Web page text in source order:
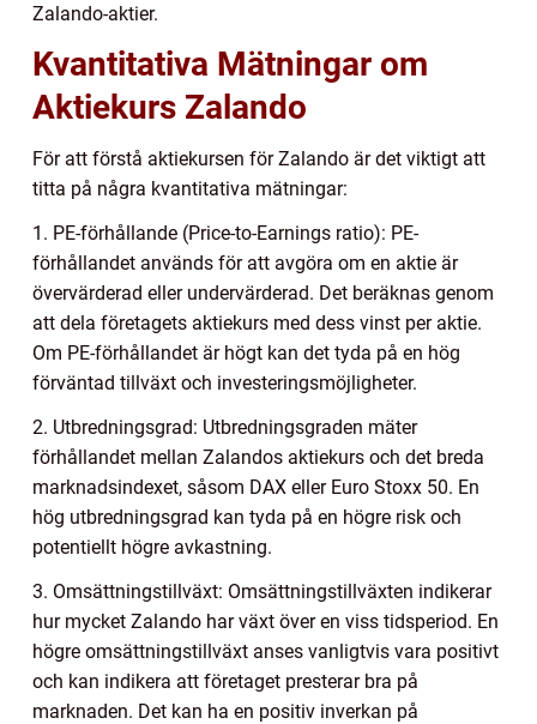
Zalando-aktier.
Kvantitativa Mätningar om
Aktiekurs Zalando
För att förstå aktiekursen för Zalando är det viktigt att
titta på några kvantitativa mätningar:
1. PE-förhållande (Price-to-Earnings ratio): PE-
förhållandet används för att avgöra om en aktie är
övervärderad eller undervärderad. Det beräknas genom
att dela företagets aktiekurs med dess vinst per aktie.
Om PE-förhållandet är högt kan det tyda på en hög
förväntad tillväxt och investeringsmöjligheter.
2. Utbredningsgrad: Utbredningsgraden mäter
förhållandet mellan Zalandos aktiekurs och det breda
marknadsindexet, såsom DAX eller Euro Stoxx 50. En
hög utbredningsgrad kan tyda på en högre risk och
potentiellt högre avkastning.
3. Omsättningstillväxt: Omsättningstillväxten indikerar
hur mycket Zalando har växt över en viss tidsperiod. En
högre omsättningstillväxt anses vanligtvis vara positivt
och kan indikera att företaget presterar bra på
marknaden. Det kan ha en positiv inverkan på